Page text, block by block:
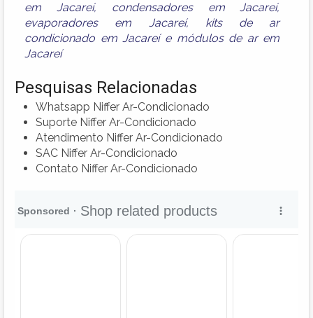
em Jacareí, condensadores em Jacareí,
evaporadores em Jacareí, kits de ar
condicionado em Jacareíe módulos de ar em
Jacareí
Pesquisas Relacionadas
Whatsapp Niffer Ar-Condicionado
Suporte Niffer Ar-Condicionado
Atendimento Niffer Ar-Condicionado
SAC Niffer Ar-Condicionado
Contato Niffer Ar-Condicionado